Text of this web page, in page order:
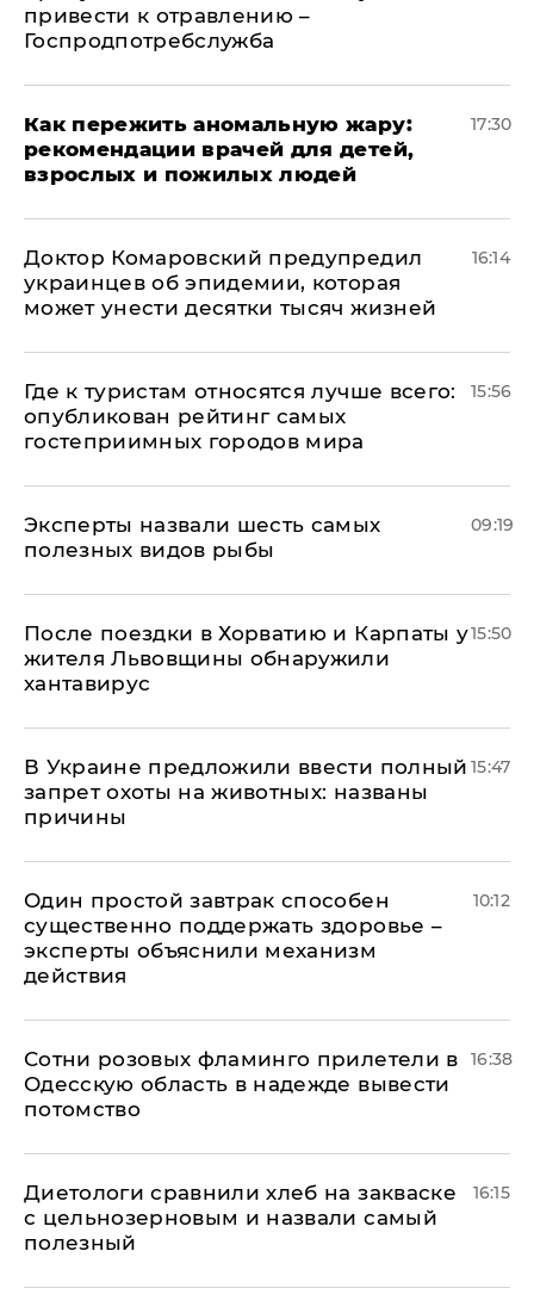
привести к отравлению –
Госпродпотребслужба
Как пережить аномальную жару:
рекомендации врачей для детей,
взрослых и пожилых людей
17:30
Доктор Комаровский предупредил
украинцев об эпидемии, которая
может унести десятки тысяч жизней
16:14
Где к туристам относятся лучше всего:
опубликован рейтинг самых
гостеприимных городов мира
15:56
Эксперты назвали шесть самых
полезных видов рыбы
09:19
После поездки в Хорватию и Карпаты у
жителя Львовщины обнаружили
хантавирус
15:50
В Украине предложили ввести полный
запрет охоты на животных: названы
причины
15:47
Один простой завтрак способен
существенно поддержать здоровье –
эксперты объяснили механизм
действия
10:12
Сотни розовых фламинго прилетели в
Одесскую область в надежде вывести
потомство
16:38
Диетологи сравнили хлеб на закваске
с цельнозерновым и назвали самый
полезный
16:15